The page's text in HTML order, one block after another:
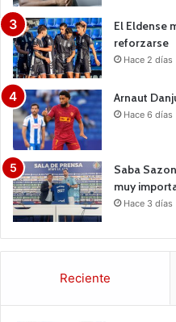
El Eldense
reforzarse
Hace 2 días
Arnaut
Hace 6 días
Saba
muy
Hace 3 días
Reciente